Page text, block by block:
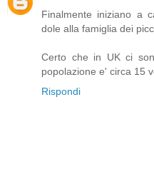
Finalmente iniziano a
dole alla famiglia dei
Certo che in UK ci
popolazione e' circa 15
Rispondi